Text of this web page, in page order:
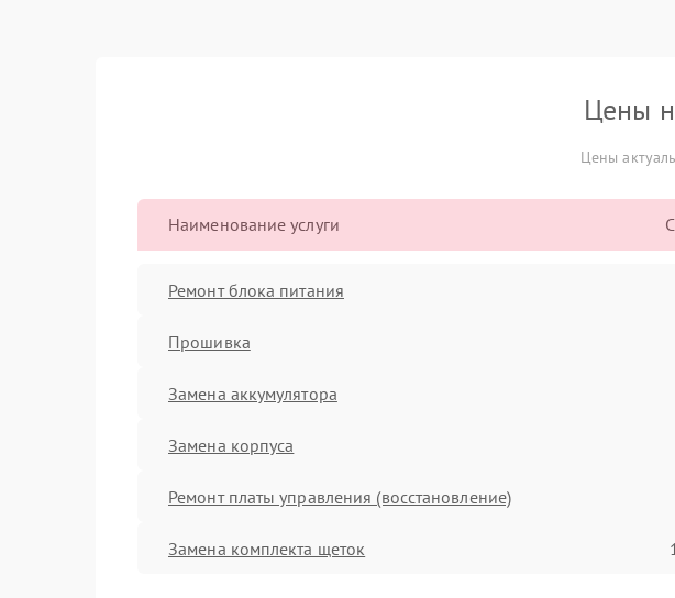
Цены
Цены
Наименование услуги
Ремонт блока питания
Прошивка
Замена аккумулятора
Замена корпуса
Ремонт платы управления (восстановление)
Замена комплекта щеток